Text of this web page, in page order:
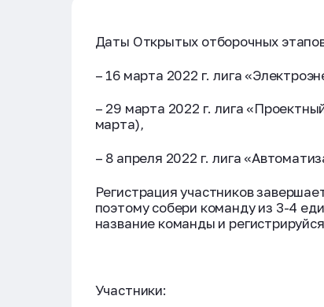
Даты Открытых отборочных
– 16 марта 2022 г. лига
– 29 марта 2022 г. лига
марта),
– 8 апреля 2022 г. лига
Регистрация участников
поэтому собери команду из 3-4
название команды и
Участники: